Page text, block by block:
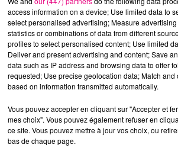
access information on a device; Use limited data to
select personalised advertising; Measure
statistics or combinations of data from different
profiles to select personalised content; Use limited
Deliver and present advertising and content; Save
data such as IP address and browsing data to offer
requested; Use precise geolocation data; Match
based on information transmitted automatically.
Vous pouvez accepter en cliquant sur "Accepter et
mes choix". Vous pouvez également refuser en
ce site. Vous pouvez mettre à jour vos choix, ou
bas de chaque page.